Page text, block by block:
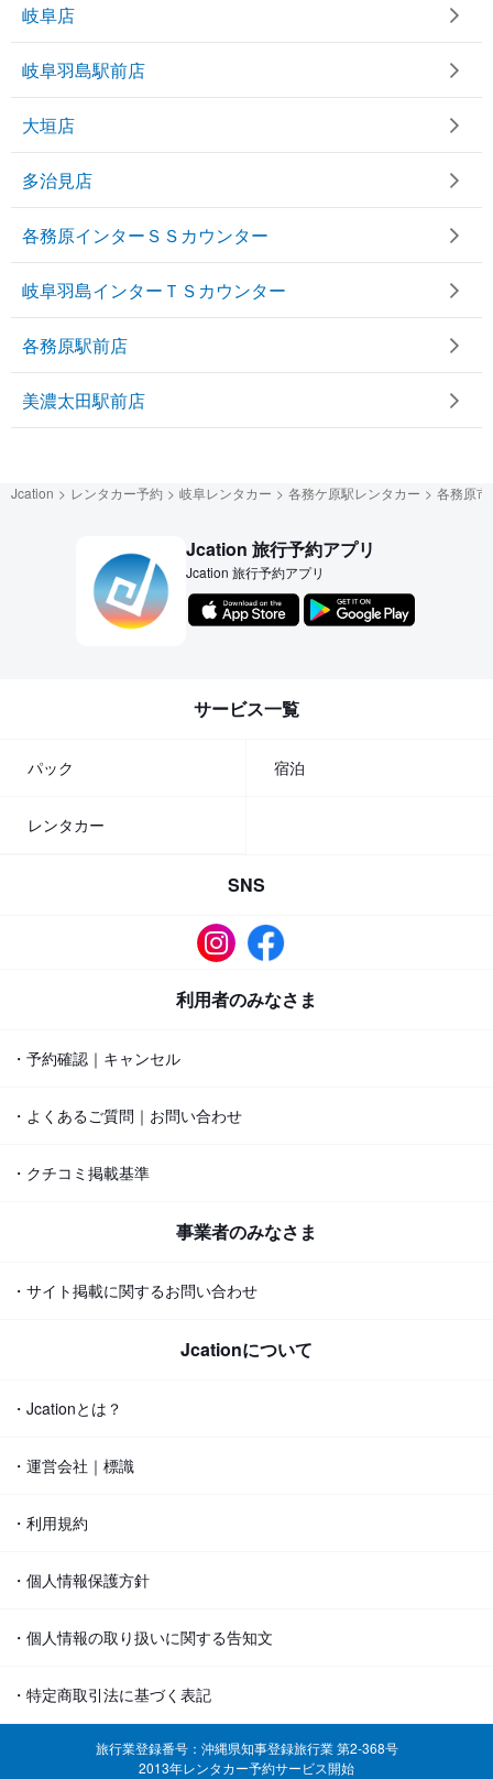
岐阜店
岐阜羽島駅前店
大垣店
多治見店
各務原インターＳＳカウンター
岐阜羽島インターＴＳカウンター
各務原駅前店
美濃太田駅前店
Jcation レンタカー予約 岐阜レンタカー 各務ケ原駅レンタカー 各務原
Jcation 旅行予約アプリ
Jcation 旅行予約アプリ
サービス一覧
パック 宿泊
レンタカー
SNS
利用者のみなさま
・予約確認｜キャンセル
・よくあるご質問｜お問い合わせ
・クチコミ掲載基準
事業者のみなさま
・サイト掲載に関するお問い合わせ
Jcationについて
・Jcationとは？
・運営会社｜標識
・利用規約
・個人情報保護方針
・個人情報の取り扱いに関する告知文
・特定商取引法に基づく表記
旅行業登録番号：沖縄県知事登録旅行業 第2-368号
2013年レンタカー予約サービス開始